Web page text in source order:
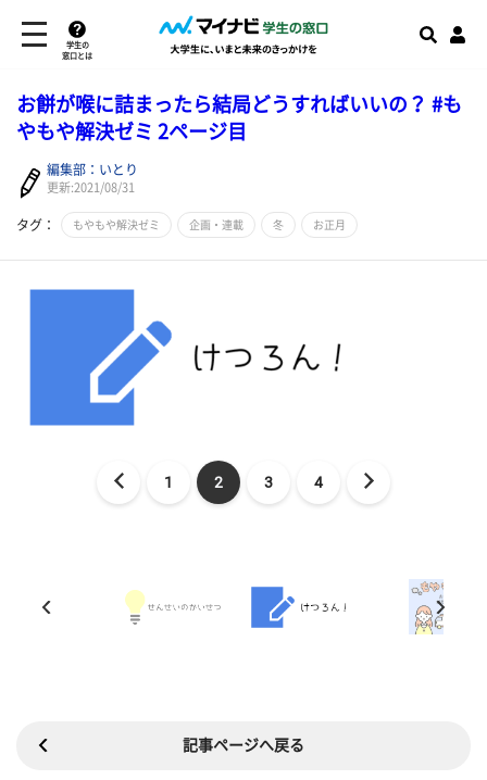
学生の
窓口とは
お餅が喉に詰まったら結局どうすればいいの？ #も
やもや解決ゼミ 2ページ目
編集部：いとり
更新:2021/08/31
タグ： もやもや解決ゼミ 企画・連載 冬 お正月
1 2 3 4
記事ページへ戻る